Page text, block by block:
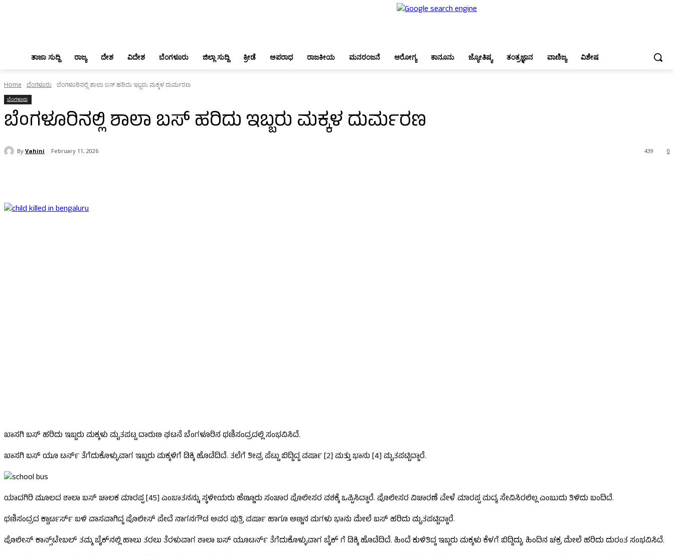
ತಾಜಾ ಸುದ್ದಿ ರಾಜ್ಯ ದೇಶ ವಿದೇಶ ಬೆಂಗಳೂರು ಜಿಲ್ಲಾ ಸುದ್ದಿ ಕ್ರೀಡೆ ಅಪರಾಧ ರಾಜಕೀಯ ಮನರಂಜನೆ ಆರೋಗ್ಯ ಕಾನೂನು ಜ್ಯೋತಿಷ್ಯ ತಂತ್ರಜ್ಞಾನ ವಾಣಿಜ್ಯ ವಿಶೇಷ
Home ಬೆಂಗಳೂರು ಬೆಂಗಳೂರಿನಲ್ಲಿ ಶಾಲಾ ಬಸ್ ಹರಿದು ಇಬ್ಬರು ಮಕ್ಕಳ ದುರ್ಮರಣ
ಬೆಂಗಳೂರು
ಬೆಂಗಳೂರಿನಲ್ಲಿ ಶಾಲಾ ಬಸ್ ಹರಿದು ಇಬ್ಬರು ಮಕ್ಕಳ ದುರ್ಮರಣ
By Vahini February 11, 2026 0
439
ಖಾಸಗಿ ಬಸ್ ಹರಿದು ಇಬ್ಬರು ಮಕ್ಕಳು ಮೃತಪಟ್ಟ ದಾರುಣ ಘಟನೆ ಬೆಂಗಳೂರಿನ ಥಣಿಸಂದ್ರದಲ್ಲಿ ಸಂಭವಿಸಿದೆ.
ಖಾಸಗಿ ಬಸ್ ಯೂ ಟರ್ನ್ ತೆಗೆದುಕೊಳ್ಳುವಾಗ ಇಬ್ಬರು ಮಕ್ಕಳಿಗೆ ಡಿಕ್ಕಿ ಹೊಡೆದಿದೆ. ತಲೆಗೆ ತೀವ್ರ ಪೆಟ್ಟು ಬಿದ್ದಿದ್ದ ವರ್ಷಾ [2] ಮತ್ತು ಭಾನು [4] ಮೃತಪಟ್ಟಿದ್ದಾರೆ.
ಯಾದಗಿರಿ ಮೂಲದ ಶಾಲಾ ಬಸ್ ಚಾಲಕ ಮಾರಪ್ಪ [45] ಎಂಬಾತನನ್ನು ಸ್ಥಳೀಯರು ಹೆಣ್ಣೂರು ಸಂಚಾರ ಪೊಲೀಸರ ವಶಕ್ಕೆ ಒಪ್ಪಿಸಿದ್ದಾರೆ. ಪೊಲೀಸರ ವಿಚಾರಣೆ ವೇಳೆ ಮಾರಪ್ಪ ಮದ್ಯ ಸೇವಿಸಿರಲಿಲ್ಲ ಎಂಬುದು ತಿಳಿದು ಬಂದಿದೆ.
ಥಣಿಸಂದ್ರದ ಕ್ವಾರ್ಟರ್ಸ್ ಬಳಿ ವಾಸವಾಗಿದ್ದ ಪೊಲೀಸ್ ಪೇದೆ ನಾಗನಗೌಡ ಅವರ ಪುತ್ರಿ ವರ್ಷಾ ಹಾಗೂ ಅಣ್ಣನ ಮಗಳು ಭಾನು ಮೇಲೆ ಬಸ್ ಹರಿದು ಮೃತಪಟ್ಟಿದ್ದಾರೆ.
ಪೊಲೀಸ್ ಕಾನ್ಸ್‌ಟೇಬಲ್ ತಮ್ಮ ಬೈಕ್‌ನಲ್ಲಿ ಹಾಲು ತರಲು ತೆರಳುವಾಗ ಶಾಲಾ ಬಸ್ ಯೂಟರ್ನ್ ತೆಗೆದುಕೊಳ್ಳುವಾಗ ಬೈಕ್ ಗೆ ಡಿಕ್ಕಿ ಹೊಡೆದಿದೆ. ಹಿಂದೆ ಕುಳಿತಿದ್ದ ಇಬ್ಬರು ಮಕ್ಕಳು ಕೆಳಗೆ ಬಿದ್ದಿದ್ದು, ಹಿಂದಿನ ಚಕ್ರ ಮೇಲೆ ಹರಿದು ದುರಂತ ಸಂಭವಿಸಿದೆ.